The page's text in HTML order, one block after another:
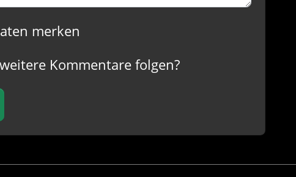
merken
Kommentare folgen?